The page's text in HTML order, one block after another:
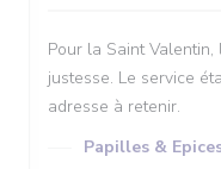
Pour la Saint
justesse. Le service
adresse à retenir.
Papilles &